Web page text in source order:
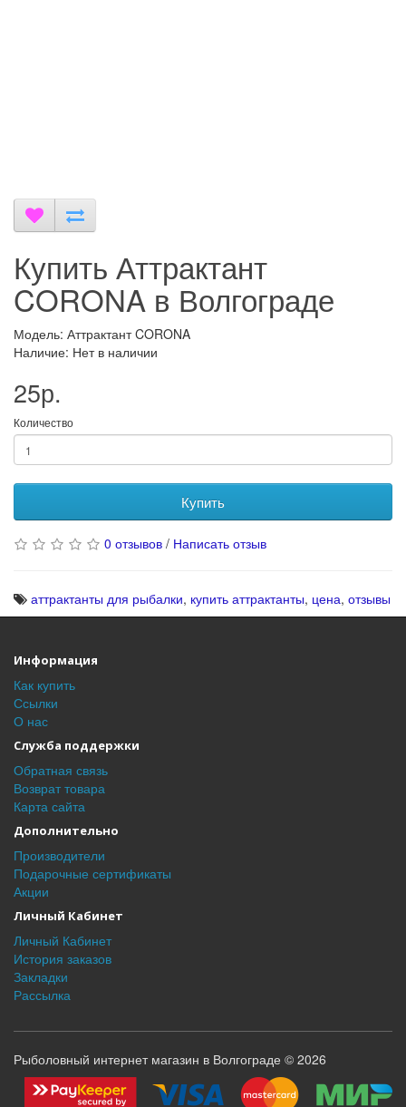
Купить Аттрактант
CORONA в Волгограде
Модель: Аттрактант CORONA
Наличие: Нет в наличии
25р.
Количество
Купить
0 отзывов / Написать отзыв
аттрактанты для рыбалки, купить аттрактанты, цена, отзывы
Информация
Как купить
Ссылки
О нас
Служба поддержки
Обратная связь
Возврат товара
Карта сайта
Дополнительно
Производители
Подарочные сертификаты
Акции
Личный Кабинет
Личный Кабинет
История заказов
Закладки
Рассылка
Рыболовный интернет магазин в Волгограде © 2026